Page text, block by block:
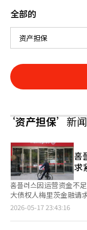
全部的
‘资产担保’新
홈
求
홈플러스因运营资金不
大债权人梅里茨金融请
争议等原因，表示在没
里茨已将大部分主要资
2026-05-17 23:43:16
页